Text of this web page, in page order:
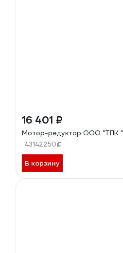
16 401 ₽
Мотор-редуктор ООО "ТПК
43142250
В корзину